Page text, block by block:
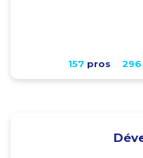
157 pros 296